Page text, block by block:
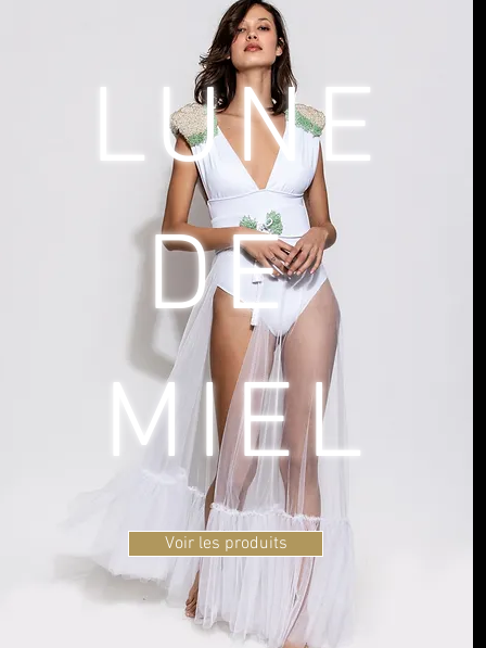
Voir les produits
LUNE
DE
MIEL